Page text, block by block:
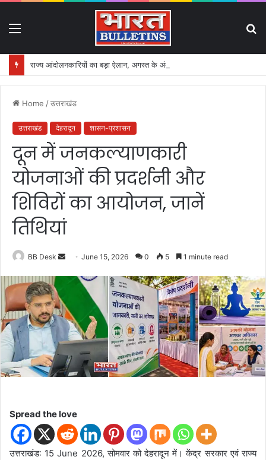
Home /उत्तराखंड
उत्तराखंड देहरादून शासन-प्रशासन
दून में जनकल्याणकारी
योजनाओं की प्रदर्शनी और
शिविरों का आयोजन, जानें
तिथियां
BB Desk
a
n
e
m
a
June 15, 2026 0 5 1 minute read
Spread the love
उत्तराखंड: 15 June 2026, सोमवार को देहरादून में। केंद्र सरकार एवं राज्य